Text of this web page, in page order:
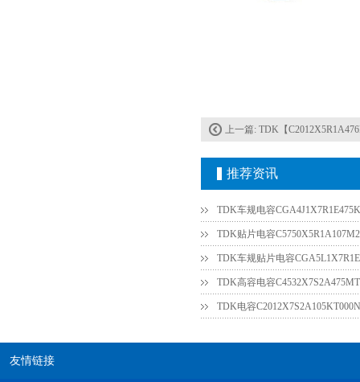
上一篇: TDK【
推荐资讯
TDK车规电容
TDK贴片电容
TDK车规贴片电容
TDK高容电容
友情链接